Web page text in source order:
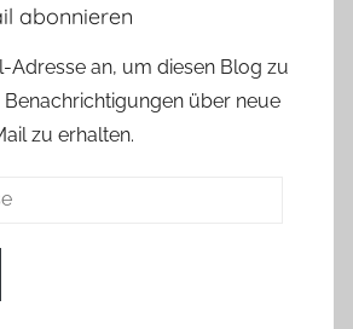
abonnieren
Adresse an, um diesen Blog zu
über neue
zu erhalten.